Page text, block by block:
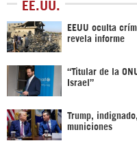
EE.UU.
EEUU oculta
revela informe
“Titular de la
Israel”
Trump,
municiones